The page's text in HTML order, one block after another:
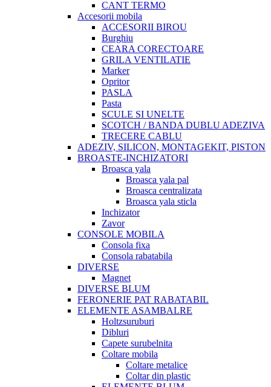
CANT TERMO
Accesorii mobila
ACCESORII BIROU
Burghiu
CEARA CORECTOARE
GRILA VENTILATIE
Marker
Opritor
PASLA
Pasta
SCULE SI UNELTE
SCOTCH / BANDA DUBLU ADEZIVA
TRECERE CABLU
ADEZIV, SILICON, MONTAGEKIT, PISTON
BROASTE-INCHIZATORI
Broasca yala
Broasca yala pal
Broasca centralizata
Broasca yala sticla
Inchizator
Zavor
CONSOLE MOBILA
Consola fixa
Consola rabatabila
DIVERSE
Magnet
DIVERSE BLUM
FERONERIE PAT RABATABIL
ELEMENTE ASAMBALRE
Holtzsuruburi
Dibluri
Capete surubelnita
Coltare mobila
Coltare metalice
Coltar din plastic